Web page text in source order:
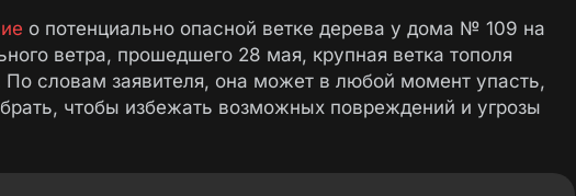
о потенциально опасной ветке дерева у дома № 109 на
ветра, прошедшего 28 мая, крупная ветка тополя
словам заявителя, она может в любой момент упасть,
чтобы избежать возможных повреждений и угрозы